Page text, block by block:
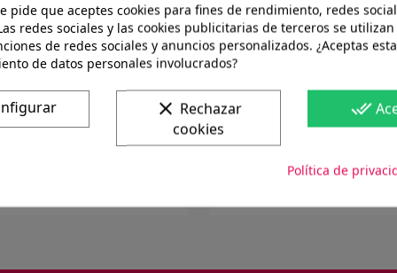
Imán circular de
pide que aceptes cookies para fines de rendimiento, redes
redes sociales y las cookies publicitarias de terceros se
de redes sociales y anuncios personalizados. ¿Aceptas
de datos personales involucrados?
done_all
clear Rechazar
cookies
Política de